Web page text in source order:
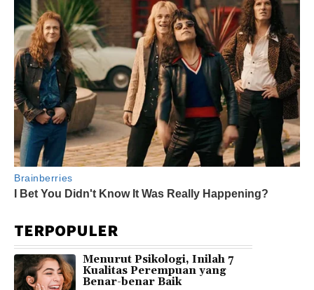
TERPOPULER
Menurut Psikologi, Inilah 7
Kualitas Perempuan yang
Benar-benar Baik